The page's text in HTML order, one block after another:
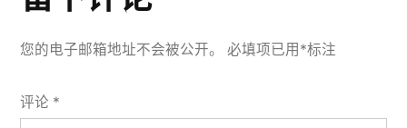
您的电子邮箱地址不会被公开。 必填项已用 *标注
评论 *